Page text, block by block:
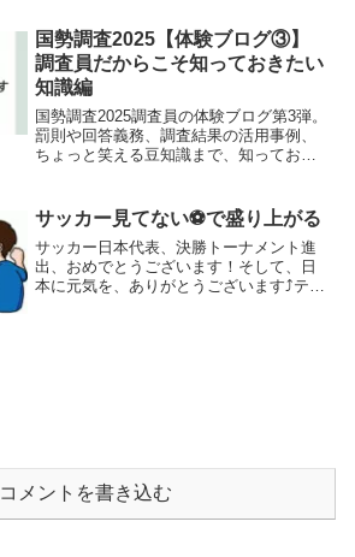
国勢調査2025【体験ブログ③】
調査員だからこそ知っておきたい
知識編
国勢調査2025調査員の体験ブログ第3弾。
罰則や回答義務、調査結果の活用事例、
ちょっと笑える豆知識まで、知っておく
サッカー見てない⚽で盛り上がる
サッカー日本代表、決勝トーナメント進
出、おめでとうございます！そして、日
本に元気を、ありがとうございます⤴テレ
コメントを書き込む